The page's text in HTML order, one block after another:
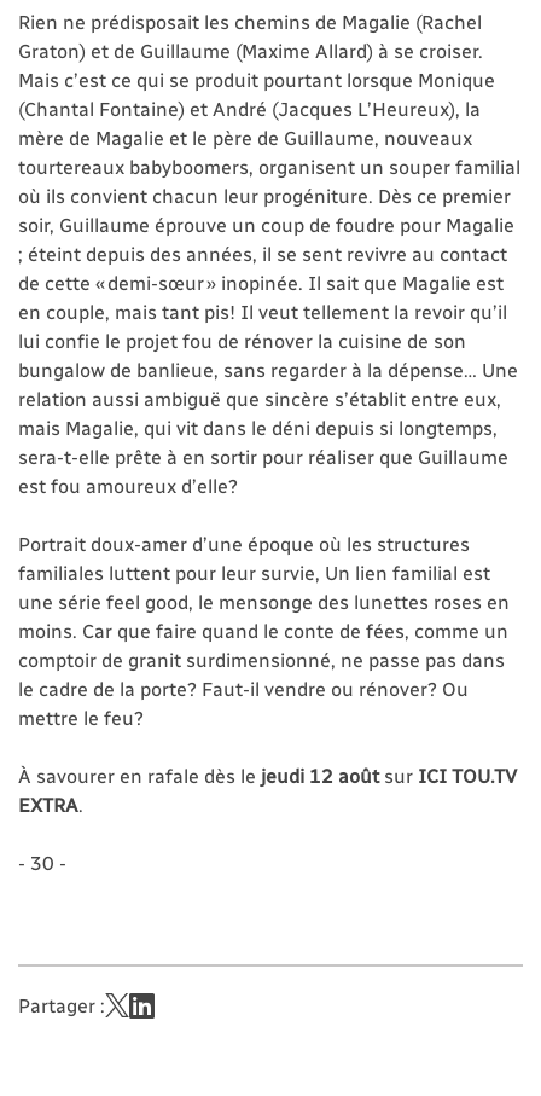
Rien ne prédisposait les chemins de Magalie (Rachel
Graton) et de Guillaume (Maxime Allard) à se croiser.
Mais c’est ce qui se produit pourtant lorsque Monique
(Chantal Fontaine) et André (Jacques L’Heureux), la
mère de Magalie et le père de Guillaume, nouveaux
tourtereaux babyboomers, organisent un souper familial
où ils convient chacun leur progéniture. Dès ce premier
soir, Guillaume éprouve un coup de foudre pour Magalie
; éteint depuis des années, il se sent revivre au contact
de cette « demi-sœur » inopinée. Il sait que Magalie est
en couple, mais tant pis! Il veut tellement la revoir qu’il
lui confie le projet fou de rénover la cuisine de son
bungalow de banlieue, sans regarder à la dépense… Une
relation aussi ambiguë que sincère s’établit entre eux,
mais Magalie, qui vit dans le déni depuis si longtemps,
sera-t-elle prête à en sortir pour réaliser que Guillaume
est fou amoureux d’elle?
Portrait doux-amer d’une époque où les structures
familiales luttent pour leur survie, Un lien familial est
une série feel good, le mensonge des lunettes roses en
moins. Car que faire quand le conte de fées, comme un
comptoir de granit surdimensionné, ne passe pas dans
le cadre de la porte? Faut-il vendre ou rénover? Ou
mettre le feu?
À savourer en rafale dès le jeudi 12 aoûtsur ICI TOU.TV
EXTRA.
- 30 -
Partager :